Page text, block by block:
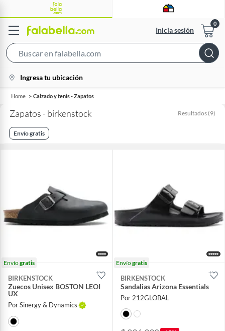
Inicia sesión
Bar
location-
icon
Ingresa tu ubicación
Home Calzado y tenis - Zapatos
Zapatos - birkenstock Resultados (9)
Envío gratis
Envíogratis
BIRKENSTOCK
Zuecos Unisex BOSTON LEOI
UX
Por Sinergy & Dynamics
Envíogratis
BIRKENSTOCK
Sandalias Arizona Essentials
Por 212GLOBAL